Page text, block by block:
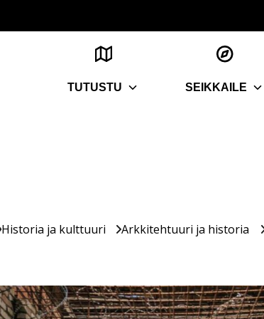
TUTUSTU SEIKKAILE
Historia ja kulttuuri Arkkitehtuuri ja historia